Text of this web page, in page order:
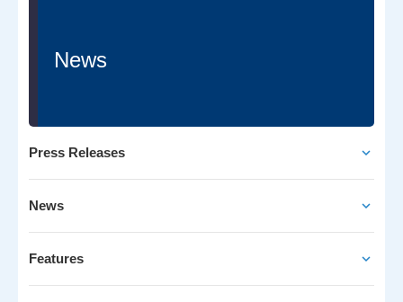
News
Press Releases
News
Features